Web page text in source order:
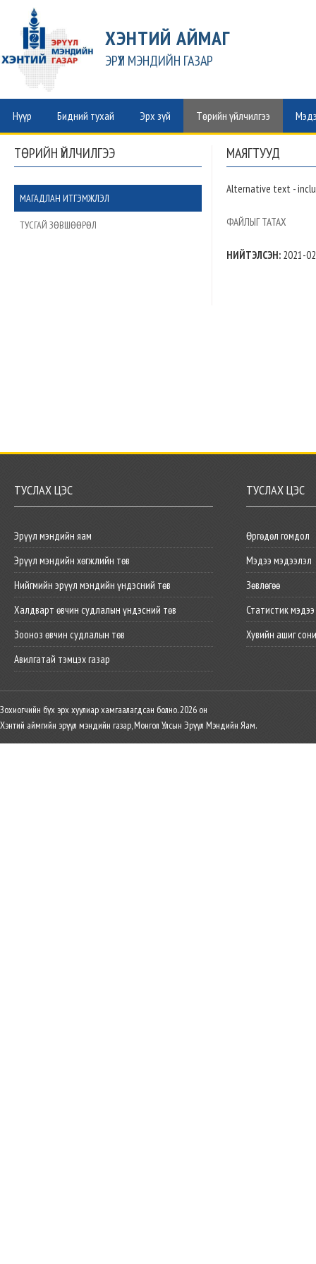
ХЭНТИЙ АЙМАГ
ЭРҮҮЛ МЭНДИЙН ГАЗАР
Нүүр Бидний тухай Эрх зүй Төрийн үйлчилгээ
ТӨРИЙН ҮЙЛЧИЛГЭЭ
МАГАДЛАН ИТГЭМЖЛЭЛ
ТУСГАЙ ЗӨВШӨӨРӨЛ
МАЯГТУУД
Alternative text -
ФАЙЛЫГ ТАТАХ
НИЙТЭЛСЭН: 2021-
ТУСЛАХ ЦЭС
Эрүүл мэндийн яам
Эрүүл мэндийн хөгжлийн төв
Нийгмийн эрүүл мэндийн үндэсний төв
Халдварт өвчин судлалын үндэсний төв
Зооноз өвчин судлалын төв
Авилгатай тэмцэх газар
ТУСЛАХ ЦЭС
Өргөдөл гомдол
Мэдээ мэдээлэл
Зөвлөгөө
Статистик мэдээ
Хувийн ашиг
Зохиогчийн бүх эрх хуулиар хамгаалагдсан болно. 2026 он
Хэнтий аймгийн эрүүл мэндийн газар, Монгол Улсын Эрүүл Мэндийн Яам.